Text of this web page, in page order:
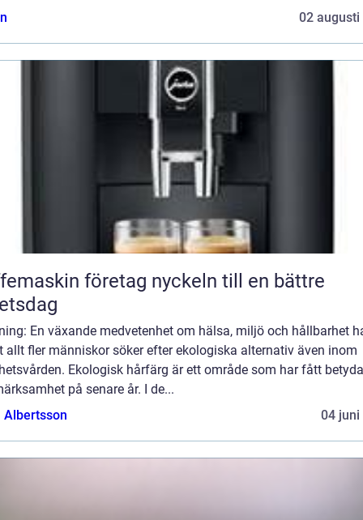
02 augusti
företag nyckeln till en bättre
En växande medvetenhet om hälsa, miljö och hållbarhet
allt fler människor söker efter ekologiska alternativ även inom
Ekologisk hårfärg är ett område som har fått
på senare år. I de...
Albertsson
04 juni